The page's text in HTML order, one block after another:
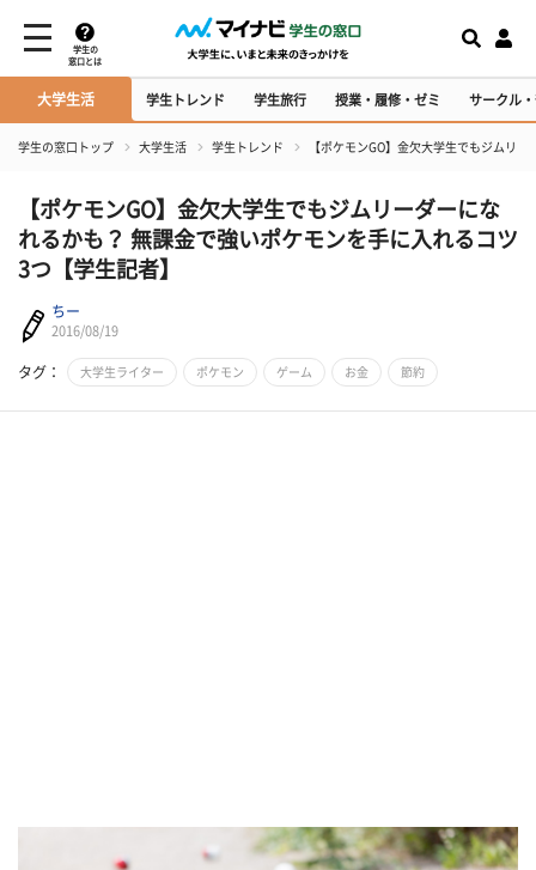
学生の
窓口とは
大学生活 学生トレンド 学生旅行 授業・履修・ゼミ サークル
学生の窓口トップ 大学生活 学生トレンド 【ポケモンGO】金欠大学生でもジムリ
【ポケモンGO】金欠大学生でもジムリーダーにな
れるかも？ 無課金で強いポケモンを手に入れるコツ
3つ【学生記者】
ちー
2016/08/19
タグ： 大学生ライター ポケモン ゲーム お金 節約